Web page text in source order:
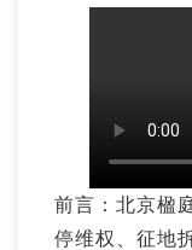
前言：北京楹
停维权、征地